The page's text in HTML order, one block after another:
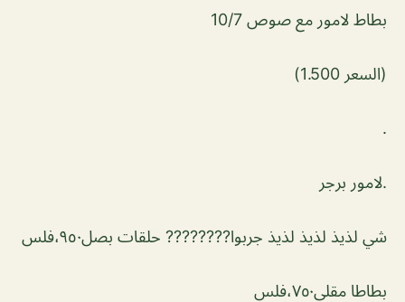
بطاط لامور مع صوص 10/7
(السعر 1.500)
.
.لامور برجر
شي لذيذ لذيذ لذيذ جربوا???????? حلقات بصل٩٥٠،فلس
بطاطا مقلي٧٥٠،فلس